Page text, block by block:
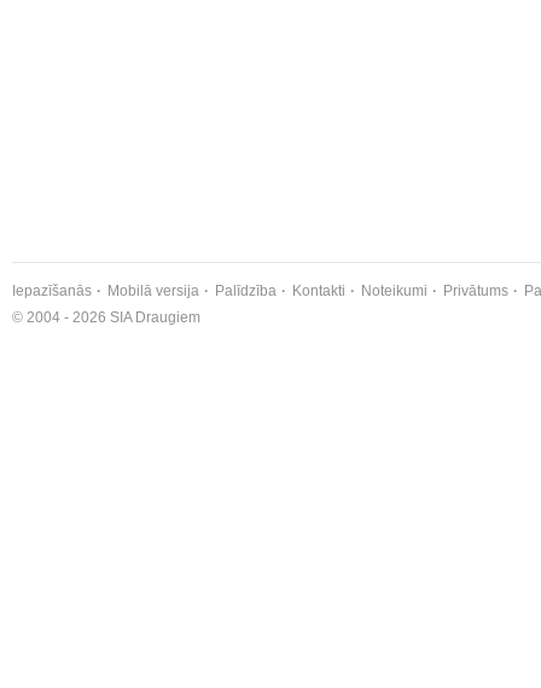
Iepazīšanās Mobilā versija Palīdzība Kontakti Noteikumi Privātums
© 2004 - 2026 SIA Draugiem